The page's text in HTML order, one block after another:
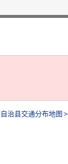
治县交通分布地图 >